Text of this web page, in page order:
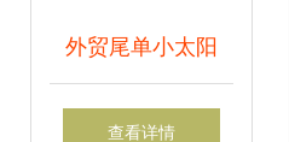
外贸尾单小太阳
5.5V/70mA太阳能
查看详情